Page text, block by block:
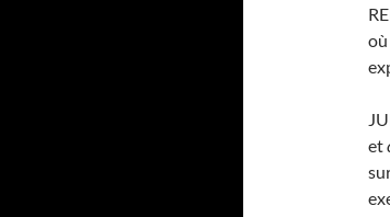
où
et